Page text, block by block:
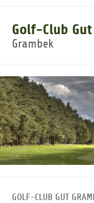
GOLFTURNIERE
GOLF CARD
MITGLIEDSCHAFT
GOLF NEWS
Golf-Club
Grambek
GOLF-CLUB GUT